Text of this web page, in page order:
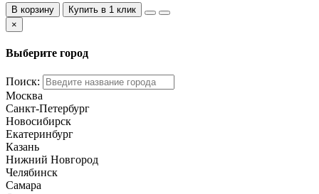
В корзину
Купить в 1 клик
×
Выберите город
Поиск:
Москва
Санкт-Петербург
Новосибирск
Екатеринбург
Казань
Нижний Новгород
Челябинск
Самара